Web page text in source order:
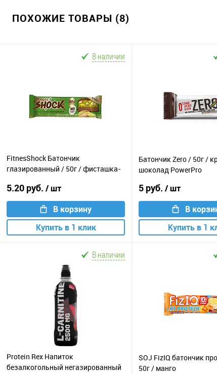
ПОХОЖИЕ ТОВАРЫ (8)
В наличии
FitnesShock Батончик
глазированный / 50г / фисташка-
5.20 руб. / шт
В корзину
Купить в 1 клик
Батончик Zero / 50г /
шоколад PowerPro
5 руб. / шт
В
Купить в 1
В наличии
Protein Rex Напиток
безалкогольный негазированный
SOJ FizIQ батончик
50г / манго